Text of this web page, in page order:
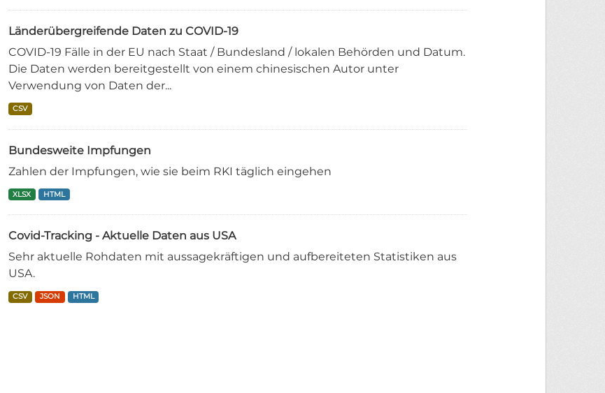
Länderübergreifende Daten zu COVID-19
COVID-19 Fälle in der EU nach Staat / Bundesland / lokalen Behörden und Datum.
Die Daten werden bereitgestellt von einem chinesischen Autor unter
Verwendung von Daten der...
CSV
Bundesweite Impfungen
Zahlen der Impfungen, wie sie beim RKI täglich eingehen
XLSX HTML
Covid-Tracking - Aktuelle Daten aus USA
Sehr aktuelle Rohdaten mit aussagekräftigen und aufbereiteten Statistiken aus
USA.
CSV JSON HTML